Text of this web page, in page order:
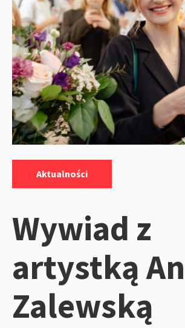
Aktualności
Wywiad z
artystką
Zalewską